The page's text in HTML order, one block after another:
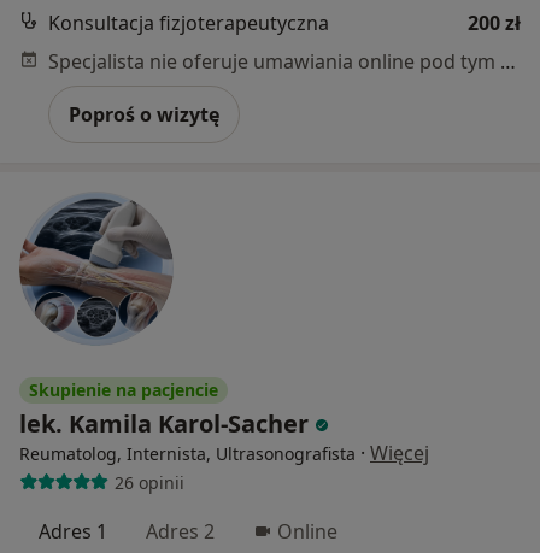
Konsultacja fizjoterapeutyczna
200 zł
Specjalista nie oferuje umawiania online pod tym adresem.
Poproś o wizytę
Skupienie na pacjencie
lek. Kamila Karol-Sacher
Reumatolog, Internista, Ultrasonografista · Więcej
26 opinii
Adres 1 Adres 2 Online